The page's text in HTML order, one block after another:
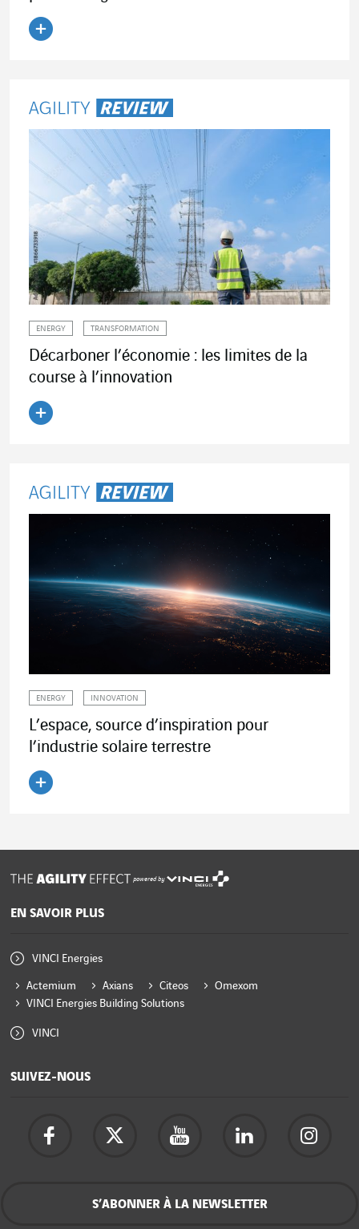
ENERGY TRANSFORMATION
Décarboner l’économie : les limites de la
course à l’innovation
ENERGY INNOVATION
L’espace, source d’inspiration pour
l’industrie solaire terrestre
powered by
EN SAVOIR PLUS
VINCI Energies
Actemium Axians Citeos
Omexom
VINCI Energies Building Solutions
VINCI
SUIVEZ-NOUS
S’ABONNER À LA NEWSLETTER